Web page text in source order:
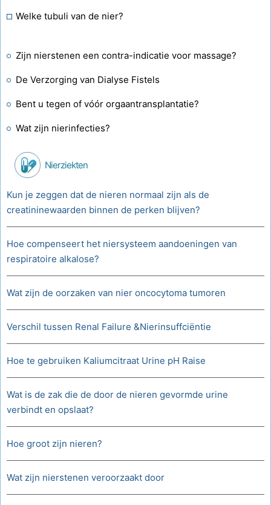
Welke tubuli van de nier?
Zijn nierstenen een contra-indicatie voor massage?
De Verzorging van Dialyse Fistels
Bent u tegen of vóór orgaantransplantatie?
Wat zijn nierinfecties?
Nierziekten
Kun je zeggen dat de nieren normaal zijn als de
creatininewaarden binnen de perken blijven?
Hoe compenseert het niersysteem aandoeningen van
respiratoire alkalose?
Wat zijn de oorzaken van nier oncocytoma tumoren
Verschil tussen Renal Failure &Nierinsuffciëntie
Hoe te gebruiken Kaliumcitraat Urine pH Raise
Wat is de zak die de door de nieren gevormde urine
verbindt en opslaat?
Hoe groot zijn nieren?
Wat zijn nierstenen veroorzaakt door